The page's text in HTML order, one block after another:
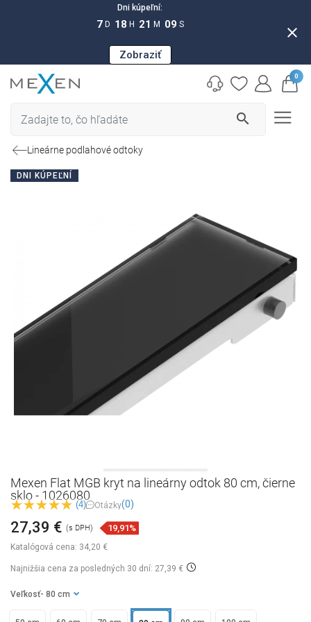
Dni kúpeľní:
7 D 18 H 21 M 08 S
Zobraziť
close
search
0
Lineárne podlahové odtoky
DNI KÚPEĽNÍ
Mexen Flat MGB kryt na lineárny odtok 80 cm, čierne
sklo - 1026080
(4) Otázky(0)
Katalógová cena: 34,20 €
27,39 € (s DPH) 19,91%
Najnižšia cena za posledných 30 dní: 27,39 €
Veľkosť - 80 cm